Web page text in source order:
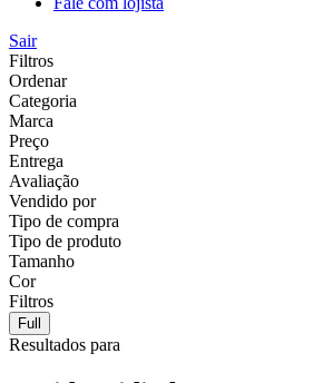
Sair
Filtros
Ordenar
Categoria
Marca
Preço
Entrega
Avaliação
Vendido por
Tipo de compra
Tipo de produto
Tamanho
Cor
Filtros
Full
Resultados para